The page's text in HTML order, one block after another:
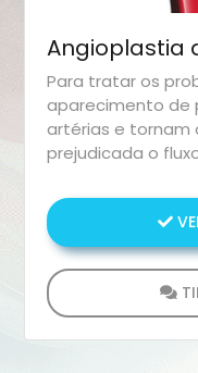
Angioplastia
Para tratar os
aparecimento de
artérias e tornam
prejudicada o
Carótida. Ele por sua vez, garante a
desobstrução dos
correto